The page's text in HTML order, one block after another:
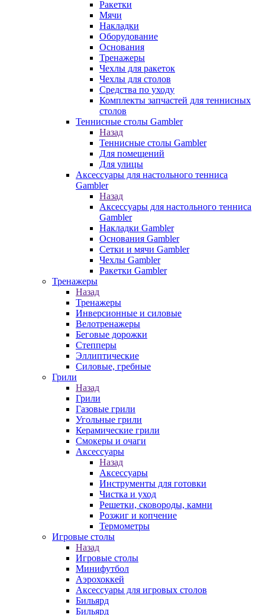
Ракетки
Мячи
Накладки
Оборудование
Основания
Тренажеры
Чехлы для ракеток
Чехлы для столов
Средства по уходу
Комплекты запчастей для теннисных
столов
Теннисные столы Gambler
Назад
Теннисные столы Gambler
Для помещений
Для улицы
Аксессуары для настольного тенниса
Gambler
Назад
Аксессуары для настольного тенниса
Gambler
Накладки Gambler
Основания Gambler
Сетки и мячи Gambler
Чехлы Gambler
Ракетки Gambler
Тренажеры
Назад
Тренажеры
Инверсионные и силовые
Велотренажеры
Беговые дорожки
Степперы
Эллиптические
Силовые, гребные
Грили
Назад
Грили
Газовые грили
Угольные грили
Керамические грили
Смокеры и очаги
Аксессуары
Назад
Аксессуары
Инструменты для готовки
Чистка и уход
Решетки, сковороды, камни
Розжиг и копчение
Термометры
Игровые столы
Назад
Игровые столы
Минифутбол
Аэрохоккей
Аксессуары для игровых столов
Бильяpд
Бильяpд